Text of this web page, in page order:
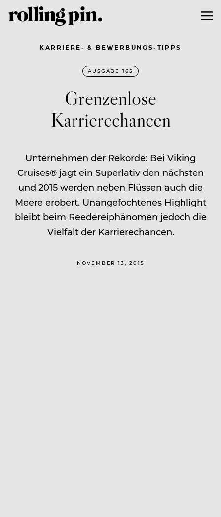
KARRIERE- & BEWERBUNGS-TIPPS
AUSGABE 165
Grenzenlose
Karrierechancen
Unternehmen der Rekorde: Bei Viking
Cruises® jagt ein Superlativ den nächsten
und 2015 werden neben Flüssen auch die
Meere erobert. Unangefochtenes Highlight
bleibt beim Reedereiphänomen jedoch die
Vielfalt der Karrierechancen.
NOVEMBER 13, 2015